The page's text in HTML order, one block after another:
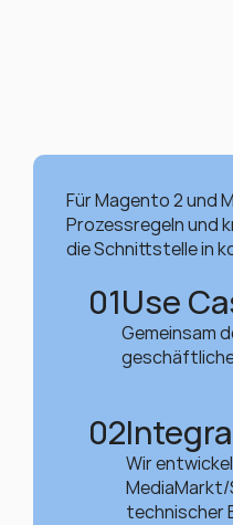
Für Magento 2 und
Prozessregeln und
die Schnittstelle in
01Use
Gemeinsam
02
Wir
MediaMarkt/
technischer